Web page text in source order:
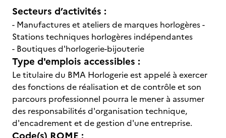
Secteurs d’activités :
- Manufactures et ateliers de marques horlogères -
Stations techniques horlogères indépendantes
- Boutiques d'horlogerie-bijouterie
Type d'emplois accessibles :
Le titulaire du BMA Horlogerie est appelé à exercer
des fonctions de réalisation et de contrôle et son
parcours professionnel pourra le mener à assumer
des responsabilités d'organisation technique,
d'encadrement et de gestion d'une entreprise.